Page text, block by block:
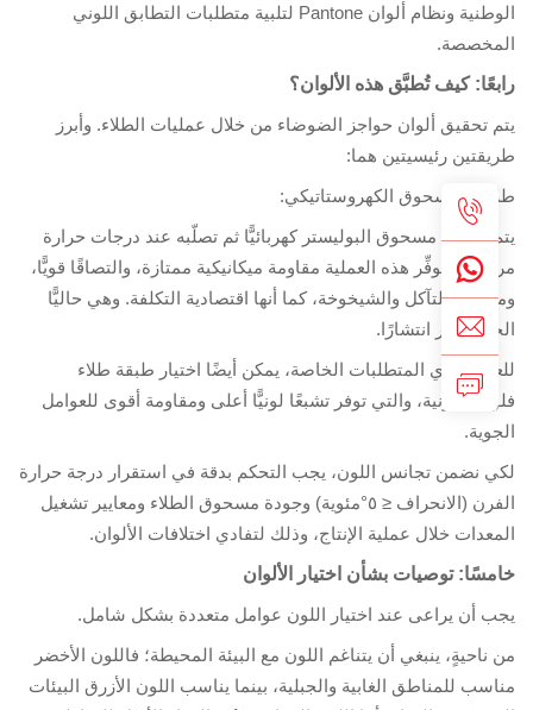
الوطنية ونظام ألوان Pantone لتلبية متطلبات التطابق اللوني
كيف تُطبَّق هذه الألوان؟
تحقيق ألوان حواجز الضوضاء من خلال عمليات الطلاء. وأبرز
رئيسيتين هما:
بالمسحوق الكهروستاتيكي:
تطبيق مسحوق البوليستر كهربائيًّا ثم تصلّبه عند درجات حرارة
وتوفِّر هذه العملية مقاومة ميكانيكية ممتازة، والتصاقًا قويًّا،
للتآكل والشيخوخة، كما أنها اقتصادية التكلفة. وهي حاليًّا
الأكثر انتشارًا.
ذوي المتطلبات الخاصة، يمكن أيضًا اختيار طبقة طلاء
والتي توفر تشبعًا لونيًّا أعلى ومقاومة أقوى للعوامل
نضمن تجانس اللون، يجب التحكم بدقة في استقرار درجة حرارة
الفرن (الانحراف ≤ ٥°مئوية) وجودة مسحوق الطلاء ومعايير تشغيل
خلال عملية الإنتاج، وذلك لتفادي اختلافات الألوان.
توصيات بشأن اختيار الألوان
أن يراعى عند اختيار اللون عوامل متعددة بشكل شامل.
ناحيةٍ، ينبغي أن يتناغم اللون مع البيئة المحيطة؛ فاللون الأخضر
للمناطق الغابية والجبلية، بينما يناسب اللون الأزرق البيئات